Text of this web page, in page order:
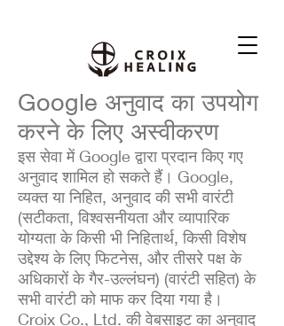
Google अनुवाद का उपयोग
करने के लिए अस्वीकरण
इस सेवा में Google द्वारा प्रदान किए गए
अनुवाद शामिल हो सकते हैं। Google,
व्यक्त या निहित, अनुवाद की सभी वारंटी
(सटीकता, विश्वसनीयता और व्यापारिक
योग्यता के किसी भी निहितार्थ, किसी विशेष
उद्देश्य के लिए फिटनेस, और तीसरे पक्ष के
अधिकारों के गैर-उल्लंघन) (वारंटी सहित) के
सभी वारंटी को माफ कर दिया गया है।
Croix Co., Ltd. की वेबसाइट का अनुवाद